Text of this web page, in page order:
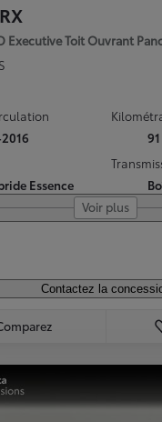
Executive Toit Ouvrant
Essence
Voir plus
Contactez la